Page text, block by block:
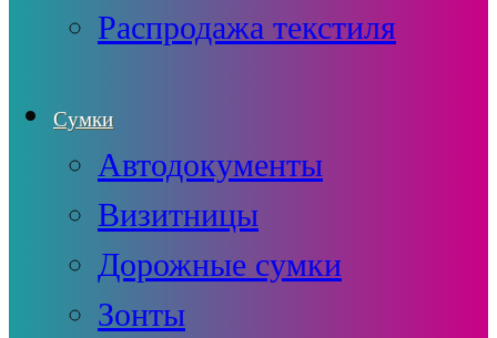
Распродажа текстиля
Сумки
Автодокументы
Визитницы
Дорожные сумки
Зонты